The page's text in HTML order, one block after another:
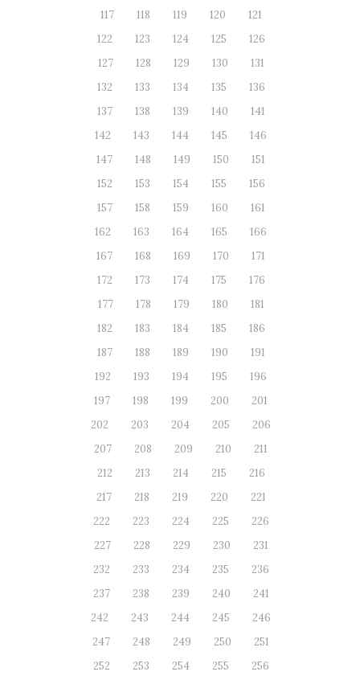
117
118 119 120
121
122
123 124 125
126
127
128 129 130
131
132
133 134 135
136
137
138 139 140
141
142
143 144 145
146
147
148 149 150
151
152
153 154 155
156
157
158 159 160
161
162
163 164 165
166
167
168 169 170
171
172
173 174 175
176
177
178 179 180
181
182
183 184 185
186
187
188 189 190
191
192
193 194 195
196
197
198 199 200
201
202
203 204 205
206
207
208 209 210
211
212
213 214 215
216
217
218 219 220
221
222
223 224 225
226
227
228 229 230
231
232
233 234 235
236
237
238 239 240
241
242
243 244 245
246
247
248 249 250
251
252
253 254 255
256